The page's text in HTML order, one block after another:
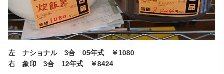
左 ナショナル 3合 05年式 ￥1080
右 象印 3合 12年式 ￥8424